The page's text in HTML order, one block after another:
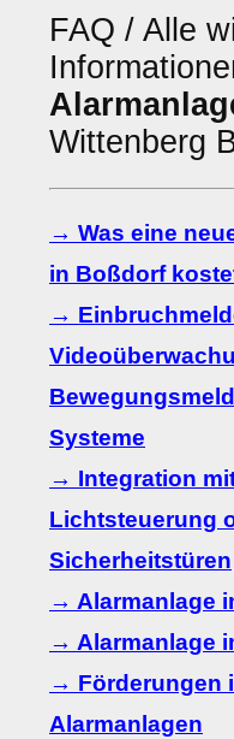
FAQ / Alle
Wittenberg
→ Was eine
in Boßdorf
→
Systeme
→ Integration
Lichtsteuerung
Sicherheitstüren
→ Alarmanlage
→ Alarmanlage
→ Förderungen
Alarmanlagen